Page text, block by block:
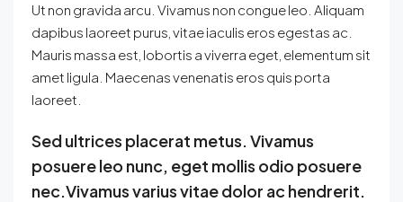
Ut non gravida arcu. Vivamus non congue leo. Aliquam
dapibus laoreet purus, vitae iaculis eros egestas ac.
Mauris massa est, lobortis a viverra eget, elementum sit
amet ligula. Maecenas venenatis eros quis porta
laoreet.
Sed ultrices placerat metus. Vivamus
posuere leo nunc, eget mollis odio posuere
nec.Vivamus varius vitae dolor ac hendrerit.